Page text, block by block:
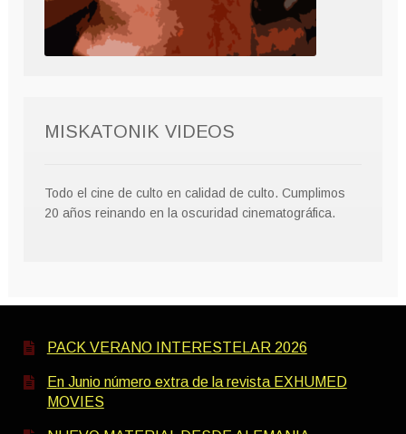
MISKATONIK VIDEOS
Todo el cine de culto en calidad de culto. Cumplimos
20 años reinando en la oscuridad cinematográfica.
PACK VERANO INTERESTELAR 2026
En Junio número extra de la revista EXHUMED
MOVIES